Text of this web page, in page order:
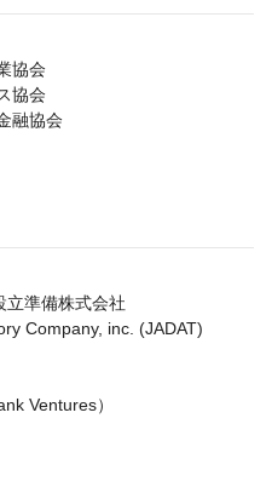
協会
協会
融協会
立準備株式会社
Company, inc. (JADAT)
Ventures）